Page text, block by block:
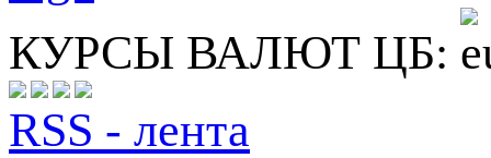
КУРСЫ ВАЛЮТ ЦБ:
RSS - лента